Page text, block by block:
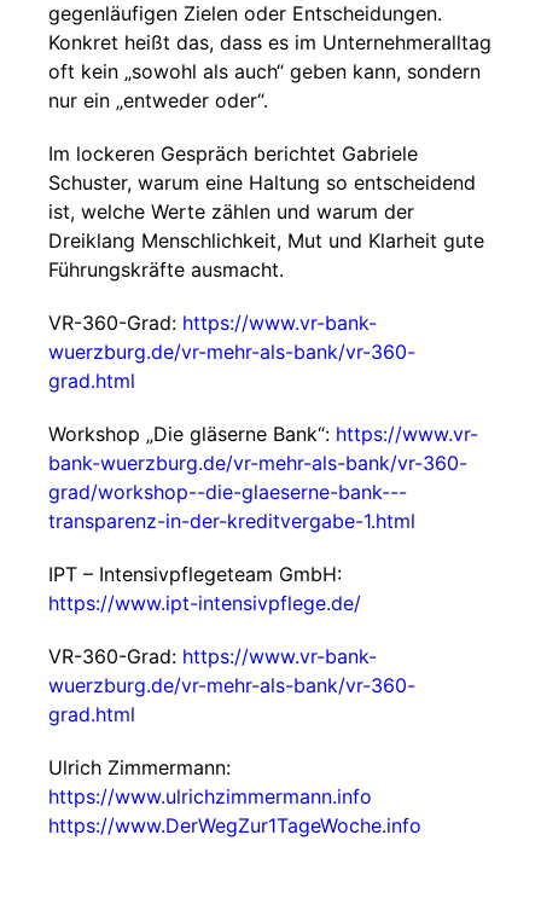
gegenläufigen Zielen oder Entscheidungen.
Konkret heißt das, dass es im Unternehmeralltag
oft kein „sowohl als auch“ geben kann, sondern
nur ein „entweder oder“.
Im lockeren Gespräch berichtet Gabriele
Schuster, warum eine Haltung so entscheidend
ist, welche Werte zählen und warum der
Dreiklang Menschlichkeit, Mut und Klarheit gute
Führungskräfte ausmacht.
VR-360-Grad: https://www.vr-bank-
wuerzburg.de/vr-mehr-als-bank/vr-360-
grad.html
Workshop „Die gläserne Bank“: https://www.vr-
bank-wuerzburg.de/vr-mehr-als-bank/vr-360-
grad/workshop--die-glaeserne-bank---
transparenz-in-der-kreditvergabe-1.html
IPT – Intensivpflegeteam GmbH:
https://www.ipt-intensivpflege.de/
VR-360-Grad: https://www.vr-bank-
wuerzburg.de/vr-mehr-als-bank/vr-360-
grad.html
Ulrich Zimmermann:
https://www.ulrichzimmermann.info
https://www.DerWegZur1TageWoche.info